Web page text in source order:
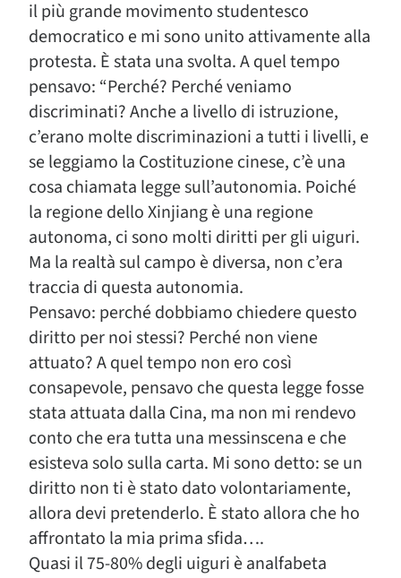
il più grande movimento studentesco
democratico e mi sono unito attivamente alla
protesta. È stata una svolta. A quel tempo
pensavo: “Perché? Perché veniamo
discriminati? Anche a livello di istruzione,
c’erano molte discriminazioni a tutti i livelli, e
se leggiamo la Costituzione cinese, c’è una
cosa chiamata legge sull’autonomia. Poiché
la regione dello Xinjiang è una regione
autonoma, ci sono molti diritti per gli uiguri.
Ma la realtà sul campo è diversa, non c’era
traccia di questa autonomia.
Pensavo: perché dobbiamo chiedere questo
diritto per noi stessi? Perché non viene
attuato? A quel tempo non ero così
consapevole, pensavo che questa legge fosse
stata attuata dalla Cina, ma non mi rendevo
conto che era tutta una messinscena e che
esisteva solo sulla carta. Mi sono detto: se un
diritto non ti è stato dato volontariamente,
allora devi pretenderlo. È stato allora che ho
affrontato la mia prima sfida….
Quasi il 75-80% degli uiguri è analfabeta